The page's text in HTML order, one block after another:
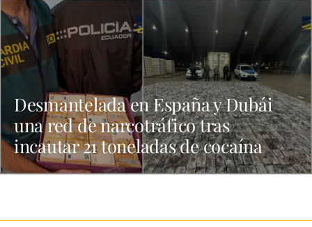
Desmantelada en España y Dubái
una red de narcotráfico tras
incautar 21 toneladas de cocaína